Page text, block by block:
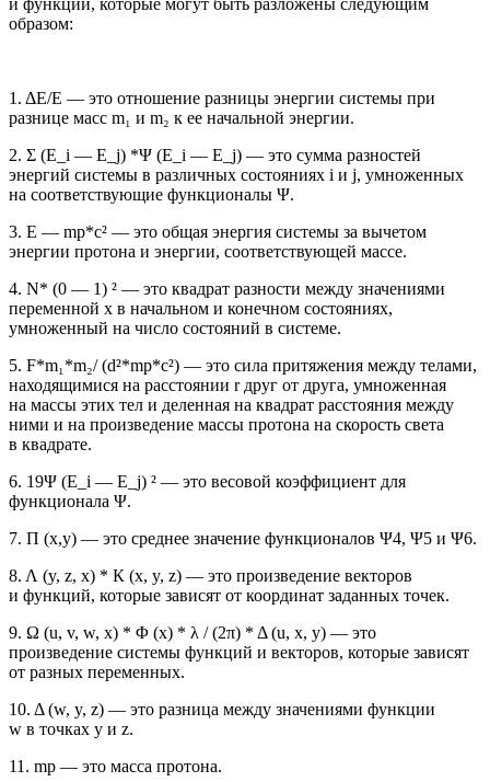
и функций, которые могут быть разложены следующим
образом:
1. ΔE/E — это отношение разницы энергии системы при
разнице масс m₁ и m₂ к ее начальной энергии.
2. Σ (E_i — E_j) *Ψ (E_i — E_j) — это сумма разностей
энергий системы в различных состояниях i и j, умноженных
на соответствующие функционалы Ψ.
3. E — mp*c² — это общая энергия системы за вычетом
энергии протона и энергии, соответствующей массе.
4. N* (0 — 1) ² — это квадрат разности между значениями
переменной x в начальном и конечном состояниях,
умноженный на число состояний в системе.
5. F*m₁*m₂/ (d²*mp*c²) — это сила притяжения между телами,
находящимися на расстоянии r друг от друга, умноженная
на массы этих тел и деленная на квадрат расстояния между
ними и на произведение массы протона на скорость света
в квадрате.
6. 19Ψ (E_i — E_j) ² — это весовой коэффициент для
функционала Ψ.
7. Π (х,у) — это среднее значение функционалов Ψ4, Ψ5 и Ψ6.
8. Λ (y, z, x) * К (x, y, z) — это произведение векторов
и функций, которые зависят от координат заданных точек.
9. Ω (u, v, w, x) * Φ (x) * λ / (2π) * Δ (u, x, y) — это
произведение системы функций и векторов, которые зависят
от разных переменных.
10. Δ (w, y, z) — это разница между значениями функции
w в точках y и z.
11. mp — это масса протона.